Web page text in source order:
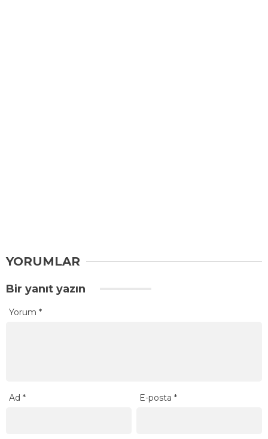
YORUMLAR
Bir yanıt yazın
Yorum *
Ad * E-posta*